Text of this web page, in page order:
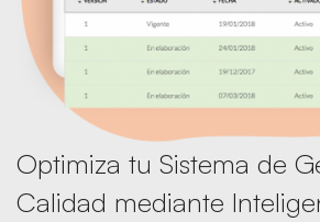
Optimiza tu Sistema de
Calidad mediante